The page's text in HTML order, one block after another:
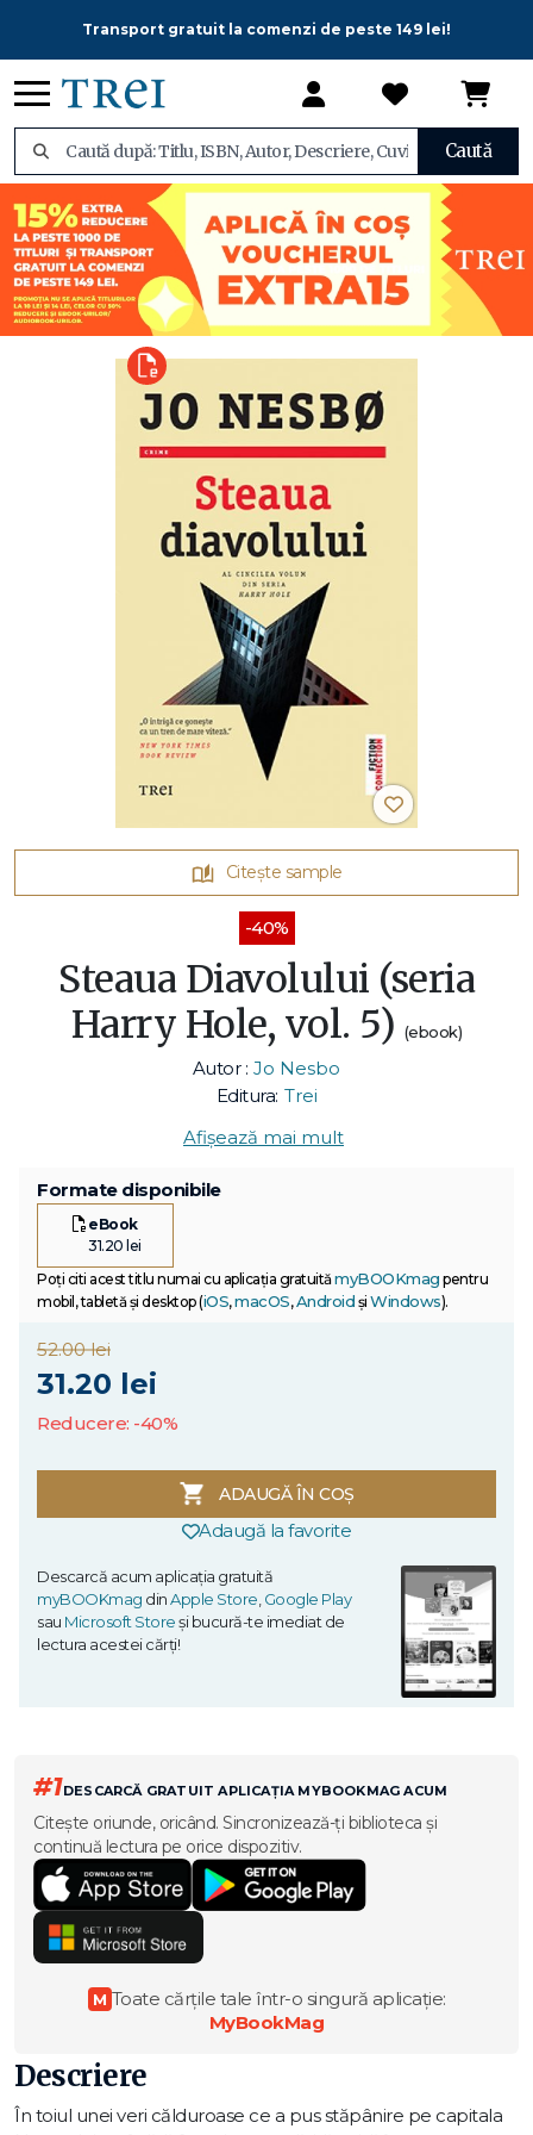
Transport gratuit la comenzi de peste 149 lei!
Caută
Citește sample
-40%
Steaua Diavolului (seria
Harry Hole, vol. 5) (ebook)
Autor : Jo Nesbo
Editura: Trei
Afișează mai mult
Formate disponibile
eBook
31.20 lei
Poți citi acest titlu numai cu aplicația gratuitămyBOOKmag pentru
mobil, tabletă și desktop (iOS,macOS,Android și Windows).
52.00 lei
31.20 lei
Reducere: -40%
ADAUGĂ ÎN COȘ
Adaugă la favorite
Descarcă acum aplicația gratuită
myBOOKmag dinApple Store,Google Play
sau Microsoft Storeși bucură-te imediat de
lectura acestei cărți!
#1DESCARCĂ GRATUIT APLICAȚIA MYBOOKMAG ACUM
Citește oriunde, oricând. Sincronizează-ți biblioteca și
continuă lectura pe orice dispozitiv.
M Toate cărțile tale într-o singură aplicație:
MyBookMag
Descriere
În toiul unei veri călduroase ce a pus stăpânire pe capitala